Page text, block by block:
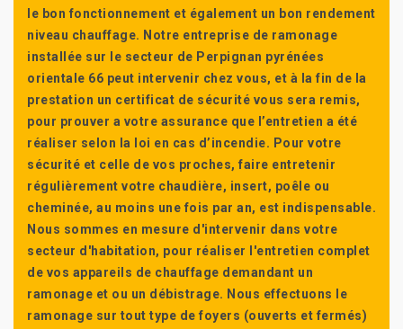
le bon fonctionnement et également un bon rendement
niveau chauffage. Notre entreprise de ramonage
installée sur le secteur de Perpignan pyrénées
orientale 66 peut intervenir chez vous, et à la fin de la
prestation un certificat de sécurité vous sera remis,
pour prouver a votre assurance que l’entretien a été
réaliser selon la loi en cas d’incendie. Pour votre
sécurité et celle de vos proches, faire entretenir
régulièrement votre chaudière, insert, poêle ou
cheminée, au moins une fois par an, est indispensable.
Nous sommes en mesure d'intervenir dans votre
secteur d'habitation, pour réaliser l'entretien complet
de vos appareils de chauffage demandant un
ramonage et ou un débistrage. Nous effectuons le
ramonage sur tout type de foyers (ouverts et fermés)